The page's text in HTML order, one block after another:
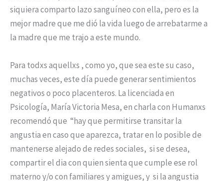
siquiera comparto lazo sanguíneo con ella, pero es la
mejor madre que me dió la vida luego de arrebatarme a
la madre que me trajo a este mundo.
Para todxs aquellxs , como yo, que sea este su caso,
muchas veces, este día puede generar sentimientos
negativos o poco placenteros. La licenciada en
Psicología, María Victoria Mesa, en charla con Humanxs
recomendó que “hay que permitirse transitar la
angustia en caso que aparezca, tratar en lo posible de
mantenerse alejado de redes sociales, si se desea,
compartir el dia con quien sienta que cumple ese rol
materno y/o con familiares y amigues, y si la angustia